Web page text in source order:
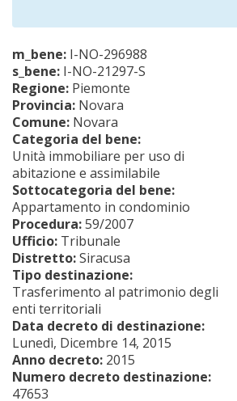
m_bene: I-NO-296988
s_bene: I-NO-21297-S
Regione: Piemonte
Provincia: Novara
Comune: Novara
Categoria del bene:
Unità immobiliare per uso di
abitazione e assimilabile
Sottocategoria del bene:
Appartamento in condominio
Procedura:59/2007
Ufficio: Tribunale
Distretto:Siracusa
Tipo destinazione:
Trasferimento al patrimonio degli
enti territoriali
Data decreto di destinazione:
Lunedì, Dicembre 14, 2015
Anno decreto: 2015
Numero decreto destinazione:
47653